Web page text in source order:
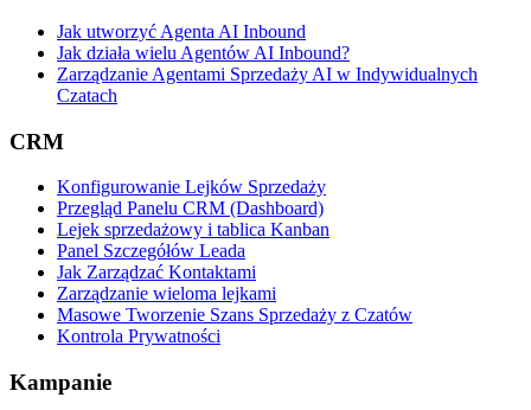
Jak utworzyć Agenta AI Inbound
Jak działa wielu Agentów AI Inbound?
Zarządzanie Agentami Sprzedaży AI w Indywidualnych
Czatach
CRM
Konfigurowanie Lejków Sprzedaży
Przegląd Panelu CRM (Dashboard)
Lejek sprzedażowy i tablica Kanban
Panel Szczegółów Leada
Jak Zarządzać Kontaktami
Zarządzanie wieloma lejkami
Masowe Tworzenie Szans Sprzedaży z Czatów
Kontrola Prywatności
Kampanie